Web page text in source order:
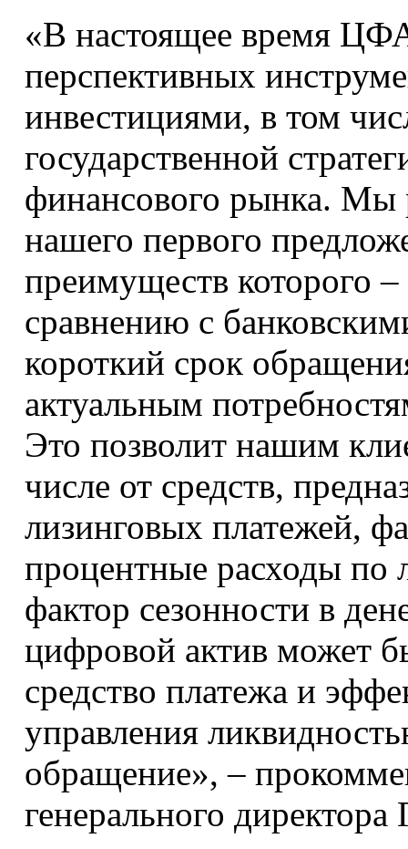
«В настоящее время
перспективных
инвестициями, в том
государственной
финансового рынка. Мы
нашего первого
преимуществ которого
сравнению с
короткий срок
актуальным
Это позволит нашим
числе от средств,
лизинговых платежей,
процентные расходы по
фактор сезонности в
цифровой актив может
средство платежа и
управления
обращение», –
генерального